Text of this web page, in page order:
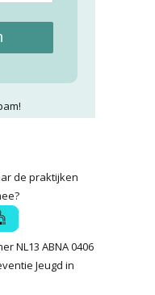
de praktijken
NL13 ABNA 0406
Jeugd in